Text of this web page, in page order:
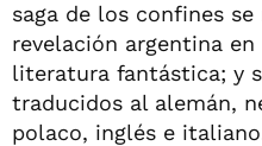
saga de los confines
revelación argentina
literatura fantástica; y
traducidos al alemán,
polaco, inglés e